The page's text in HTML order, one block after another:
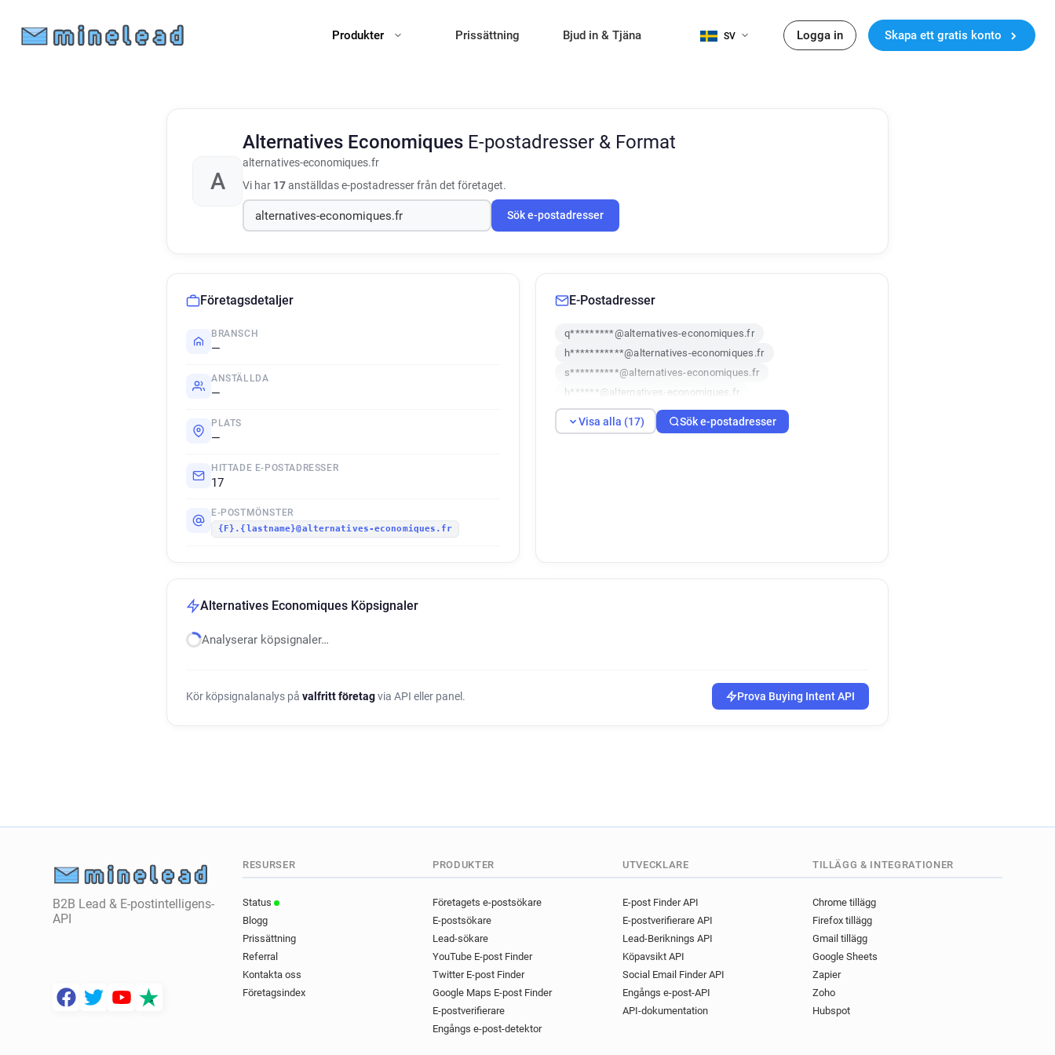
Produkter Prissättning Bjud in & Tjäna SV Logga in Skapa ett gratis konto
A
Alternatives Economiques E-postadresser & Format
alternatives-economiques.fr
Vi har 17anställdas e-postadresser från det företaget.
Sök e-postadresser
Företagsdetaljer
BRANSCH
—
ANSTÄLLDA
—
PLATS
—
HITTADE E-POSTADRESSER
17
E-POSTMÖNSTER
{F}.{lastname}@alternatives-economiques.fr
E-Postadresser
q*********@alternatives-economiques.fr
h***********@alternatives-economiques.fr
s**********@alternatives-economiques.fr
h******@alternatives-economiques.fr
p***********@alternatives-economiques.fr
r******@alternatives-economiques.fr
Visa alla (17) Sök e-postadresser
Alternatives Economiques Köpsignaler
Analyserar köpsignaler…
Kör köpsignalanalys på valfritt företagvia API eller panel. Prova Buying Intent API
B2B Lead & E-postintelligens-
API
RESURSER
Status
Blogg
Prissättning
Referral
Kontakta oss
Företagsindex
PRODUKTER
Företagets e-postsökare
E-postsökare
Lead-sökare
YouTube E-post Finder
Twitter E-post Finder
Google Maps E-post Finder
E-postverifierare
Engångs e-post-detektor
UTVECKLARE
E-post Finder API
E-postverifierare API
Lead-Beriknings API
Köpavsikt API
Social Email Finder API
Engångs e-post-API
API-dokumentation
TILLÄGG & INTEGRATIONER
Chrome tillägg
Firefox tillägg
Gmail tillägg
Google Sheets
Zapier
Zoho
Hubspot